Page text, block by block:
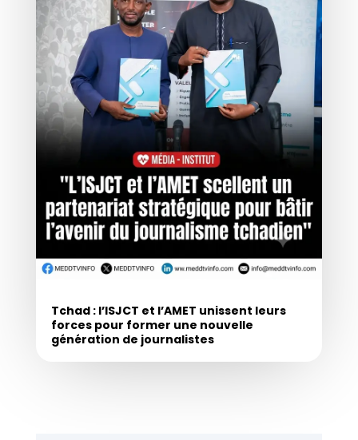
Tchad : l’ISJCT et l’AMET unissent leurs
forces pour former une nouvelle
génération de journalistes